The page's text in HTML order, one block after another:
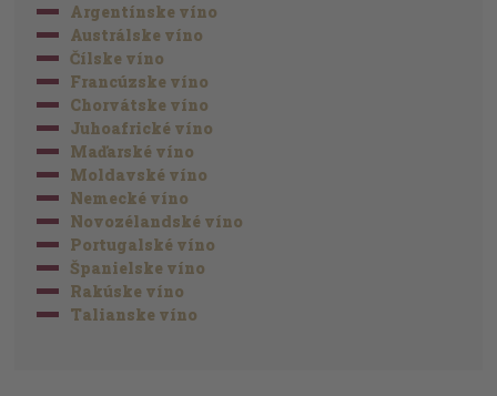
Argentínske víno
Austrálske víno
Čílske víno
Francúzske víno
Chorvátske víno
Juhoafrické víno
Maďarské víno
Moldavské víno
Nemecké víno
Novozélandské víno
Portugalské víno
Španielske víno
Rakúske víno
Talianske víno